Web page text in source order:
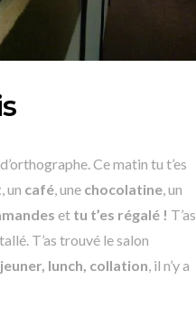
Ce matin tu t’es
, un café, une chocolatine, un
et tu t’es régalé ! T’as
T’as trouvé le salon
lunch, collation, il n’y a